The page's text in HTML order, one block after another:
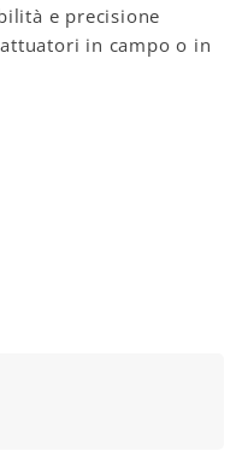
e precisione
in campo o in